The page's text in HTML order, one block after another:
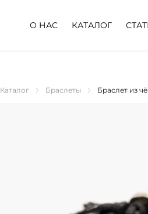
О НАС КАТАЛОГ
Каталог Браслеты Браслет из